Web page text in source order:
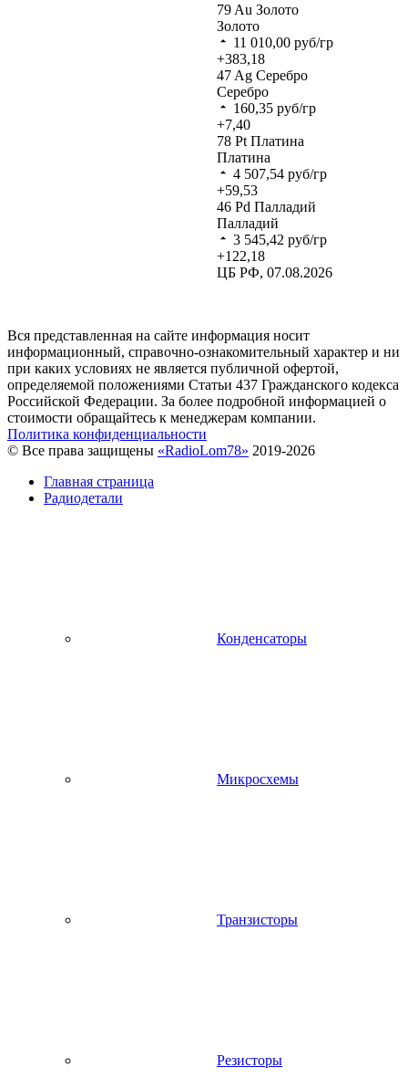
79 Au Золото
Золото
11 010,00 руб/гр
+383,18
47 Ag Серебро
Серебро
160,35 руб/гр
+7,40
78 Pt Платина
Платина
4 507,54 руб/гр
+59,53
46 Pd Палладий
Палладий
3 545,42 руб/гр
+122,18
ЦБ РФ, 07.08.2026
Вся представленная на сайте информация носит
информационный, справочно-ознакомительный характер и ни
при каких условиях не является публичной офертой,
определяемой положениями Статьи 437 Гражданского кодекса
Российской Федерации. За более подробной информацией о
стоимости обращайтесь к менеджерам компании.
Политика конфиденциальности
© Все права защищены «RadioLom78» 2019-2026
Главная страница
Радиодетали
Конденсаторы
Микросхемы
Транзисторы
Резисторы